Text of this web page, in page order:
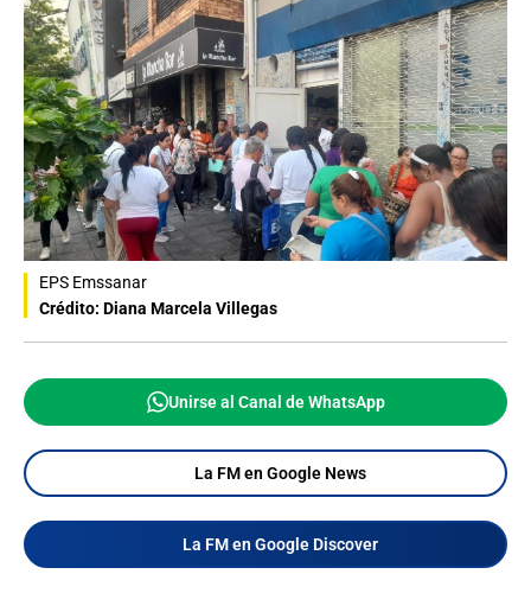
EPS Emssanar
Crédito: Diana Marcela Villegas
Unirse al Canal de WhatsApp
La FM en Google News
La FM en Google Discover